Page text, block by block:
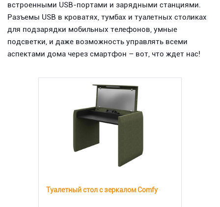
встроенными USB-портами и зарядными станциями.
Разъемы USB в кроватях, тумбах и туалетных столиках
для подзарядки мобильных телефонов, умные
подсветки, и даже возможность управлять всеми
аспектами дома через смартфон – вот, что ждет нас!
Туалетный стол с зеркалом Comfy